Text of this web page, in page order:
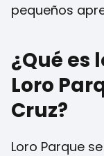
pequeños
¿Qué es
Loro
Cruz?
Loro Parque